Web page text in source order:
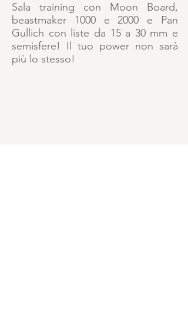
Sala training con Moon Board,
beastmaker 1000 e 2000 e Pan
Gullich con liste da 15 a 30 mm e
semisfere! Il tuo power non sarà
più lo stesso!